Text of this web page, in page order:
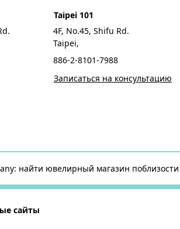
Taipei 101
4F, No.45, Shifu Rd.
Taipei,
886-2-8101-7988
Записаться на консультацию
найти ювелирный магазин поблизости
сайты